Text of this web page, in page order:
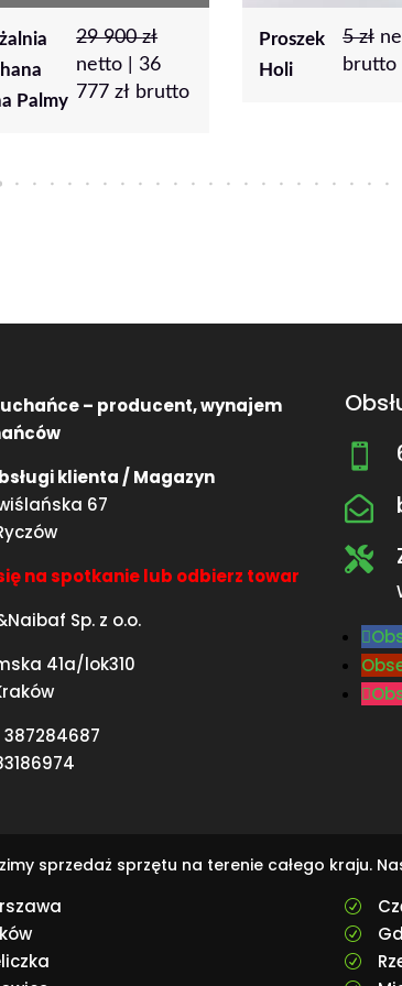
5 netto |6zł
brutto
Ponton
Tubingowy
467
– producent, wynajem
klienta / Magazyn
67
na spotkanie lub odbierz towar
Sp. z o.o.
41a/lok310
387284687



sprzedaż sprzętu na terenie całego kraju.
R
R
R